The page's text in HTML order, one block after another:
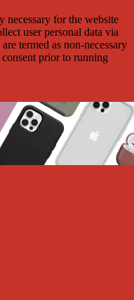
necessary for the website
user personal data via
termed as non-necessary
prior to running